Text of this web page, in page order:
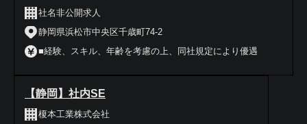
社名非公開求人
静岡県浜松市中央区千歳町74-2
■経験、スキル、年齢を考慮の上、同社規定により優遇
【静岡】社内SE
榎本工業株式会社